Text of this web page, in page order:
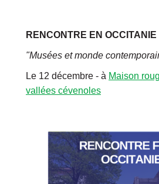
RENCONTRE EN OCCITANIE
"Musées et monde
Le 12 décembre - à Maison
vallées cévenoles